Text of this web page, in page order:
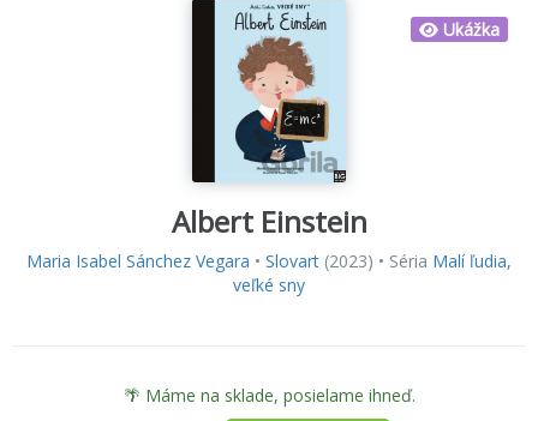
Ukážka
Albert Einstein
Maria Isabel Sánchez Vegara • Slovart (2023) • Séria Malí ľudia,
veľké sny
🌴 Máme na sklade, posielame ihneď.